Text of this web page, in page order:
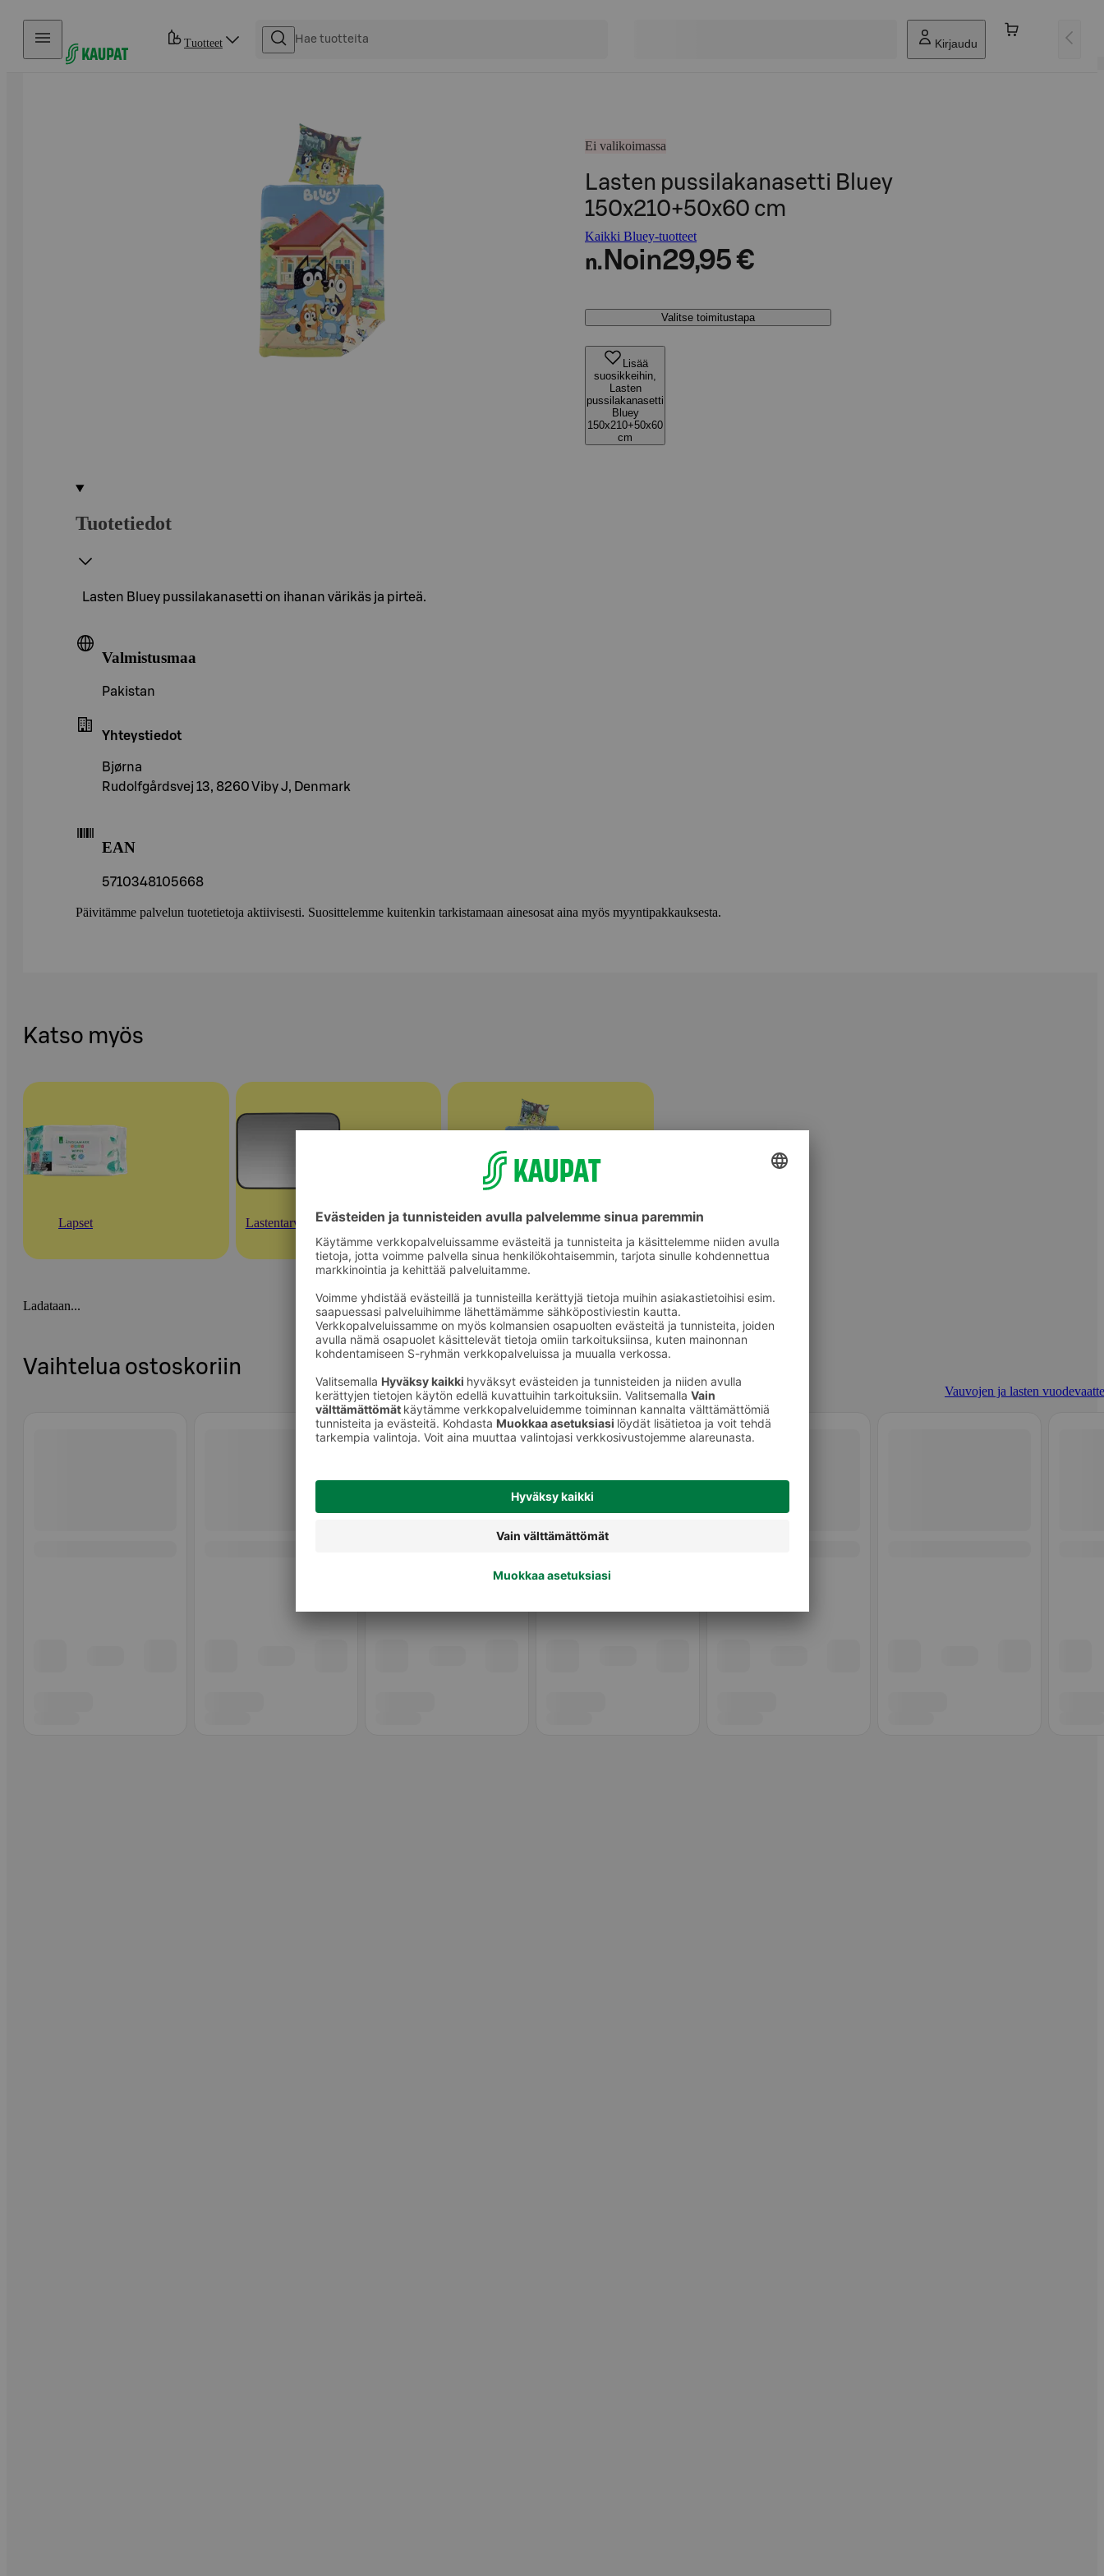
Hyppää sisältöön
Tuotteet Kirjaudu
Ei valikoimassa
Lasten pussilakanasetti Bluey
150x210+50x60 cm
Kaikki Bluey-tuotteet
n. Noin29,95 €
Valitse toimitustapa
Lisää
suosikkeihin,
Lasten
pussilakanasetti
Bluey
150x210+50x60
cm
Tuotetiedot
Lasten Bluey pussilakanasetti on ihanan värikäs ja pirteä.
Valmistusmaa
Pakistan
Yhteystiedot
Bjørna
Rudolfgårdsvej 13, 8260 Viby J, Denmark
EAN
5710348105668
Päivitämme palvelun tuotetietoja aktiivisesti. Suosittelemme kuitenkin tarkistamaan ainesosat aina myös myyntipakkauksesta.
Katso myös
Lapset Lastentarvikkeet Vauvojen ja lasten vuodevaatteet
Ladataan...
Vaihtelua ostoskoriin
Vauvojen ja lasten